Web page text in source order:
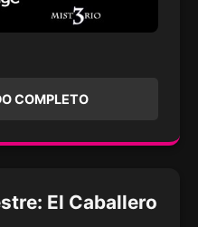
COMPLETO
El Caballero